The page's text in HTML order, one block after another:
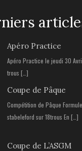
Apéro Practice
Apéro Practice le jeudi 30
trous […]
Coupe de Pâque
Compétition de Pâque
stabeleford sur 18trous En […]
Coupe de L’ASGM